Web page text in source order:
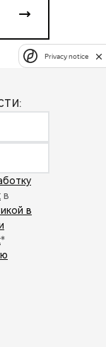
в
в
*
Privacy notice